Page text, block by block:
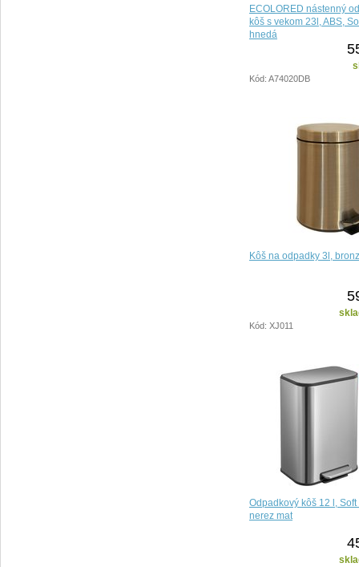
ECOLORED nástenný
kôš s vekom 23l, ABS,
hnedá
Kód: A74020DB
Kôš na odpadky 3l, bronz
Kód: XJ011
Odpadkový kôš 12 l,
nerez mat